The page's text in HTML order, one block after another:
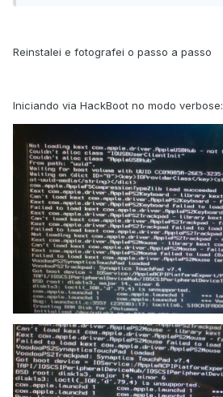
Reinstalei e fotografei o passo a passo
Iniciando via HackBoot no modo verbose: